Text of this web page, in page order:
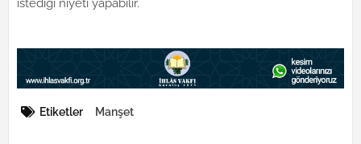
istediği niyeti yapabilir.
Etiketler Manşet